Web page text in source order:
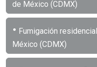
de México (CDMX)
• Fumigación
México (CDMX)